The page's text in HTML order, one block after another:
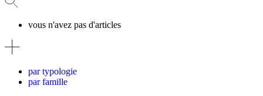
vous n'avez pas d'articles
par typologie
par famille